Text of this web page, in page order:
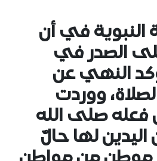
النبوية في أن
الصدر في
النهي عن
ووردت
فعله صلى الله
لها حالٌ